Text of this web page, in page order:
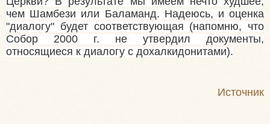
чем Шамбези или Баламанд. Надеюсь, и оценка
"диалогу" будет соответствующая (напомню, что
Собор 2000 г. не утвердил документы,
относящиеся к диалогу с дохалкидонитами).
Источник